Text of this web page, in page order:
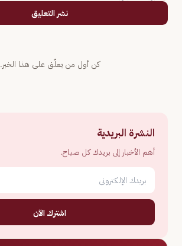
نشر التعليق
كن أول من يعلّق على هذا الخبر.
النشرة البريدية
أهم الأخبار إلى بريدك كل صباح.
اشترك الآن